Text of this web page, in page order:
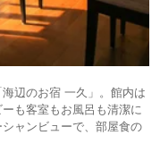
辺のお宿 一久」。館内は
も客室もお風呂も清潔に
ャンビューで、部屋食の